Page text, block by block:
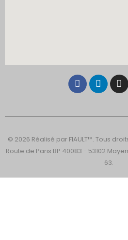
© 2026 Réalisé par FIAULT™. Tous
Route de Paris BP 40083 - 53102
63.